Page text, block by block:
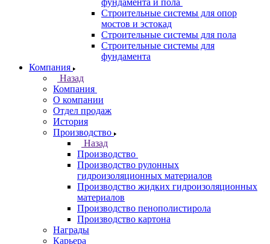
фундамента и пола
Строительные системы для опор
мостов и эстокад
Строительные системы для пола
Строительные системы для
фундамента
Компания
Назад
Компания
О компании
Отдел продаж
История
Производство
Назад
Производство
Производство рулонных
гидроизоляционных материалов
Производство жидких гидроизоляционных
материалов
Производство пенополистирола
Производство картона
Награды
Карьера